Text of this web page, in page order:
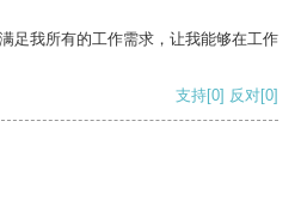
足我所有的工作需求，让我能够在工作
支持[0] 反对[0]